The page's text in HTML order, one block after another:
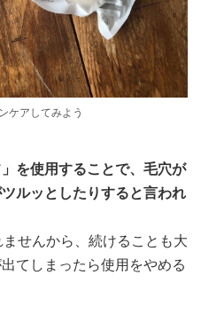
ケアしてみよう
を使用することで、毛穴が
ルッとしたりすると言われ
せんから、続けることも大
てしまったら使用をやめる